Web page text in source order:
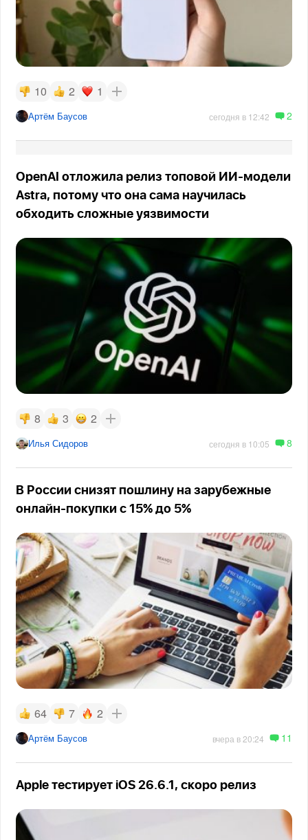
10 2 1
Артём Баусов сегодня в 12:42 2
OpenAI отложила релиз топовой ИИ-модели
Astra, потому что она сама научилась
обходить сложные уязвимости
8 3 2
Илья Сидоров сегодня в 10:05 8
В России снизят пошлину на зарубежные
онлайн-покупки с 15% до 5%
64 7 2
Артём Баусов вчера в 20:24 11
Apple тестирует iOS 26.6.1, скоро релиз